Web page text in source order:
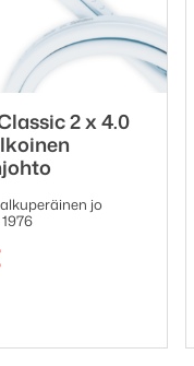
2 x 4.0
jo